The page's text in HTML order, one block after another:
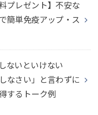
プレゼント】不安な
簡単免疫アップ・ス
ないといけない
なさい」と言わずに
するトーク例